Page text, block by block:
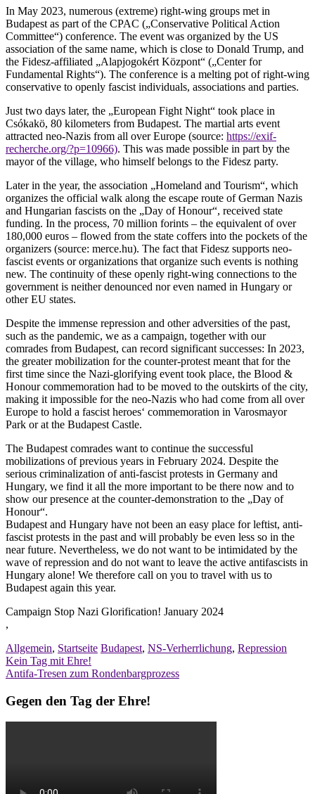
In May 2023, numerous (extreme) right-wing groups met in
Budapest as part of the CPAC („Conservative Political Action
Committee“) conference. The event was organized by the US
association of the same name, which is close to Donald Trump, and
the Fidesz-affiliated „Alapjogokért Központ“ („Center for
Fundamental Rights“). The conference is a melting pot of right-wing
conservative to openly fascist individuals, associations and parties.
Just two days later, the „European Fight Night“ took place in
Csókakö, 80 kilometers from Budapest. The martial arts event
attracted neo-Nazis from all over Europe (source: https://exif-
recherche.org/?p=10966). This was made possible in part by the
mayor of the village, who himself belongs to the Fidesz party.
Later in the year, the association „Homeland and Tourism“, which
organizes the official walk along the escape route of German Nazis
and Hungarian fascists on the „Day of Honour“, received state
funding. In the process, 70 million forints – the equivalent of over
180,000 euros – flowed from the state coffers into the pockets of the
organizers (source: merce.hu). The fact that Fidesz supports neo-
fascist events or organizations that organize such events is nothing
new. The continuity of these openly right-wing connections to the
government is neither denounced nor even named in Hungary or
other EU states.
Despite the immense repression and other adversities of the past,
such as the pandemic, we as a campaign, together with our
comrades from Budapest, can record significant successes: In 2023,
the greater mobilization for the counter-protest meant that for the
first time since the Nazi-glorifying event took place, the Blood &
Honour commemoration had to be moved to the outskirts of the city,
making it impossible for the neo-Nazis who had come from all over
Europe to hold a fascist heroes‘ commemoration in Varosmayor
Park or at the Budapest Castle.
The Budapest comrades want to continue the successful
mobilizations of previous years in February 2024. Despite the
serious criminalization of anti-fascist protests in Germany and
Hungary, we find it all the more important to be there now and to
show our presence at the counter-demonstration to the „Day of
Honour“.
Budapest and Hungary have not been an easy place for leftist, anti-
fascist protests in the past and will probably be even less so in the
near future. Nevertheless, we do not want to be intimidated by the
wave of repression and do not want to leave the active antifascists in
Hungary alone! We therefore call on you to travel with us to
Budapest again this year.
Campaign Stop Nazi Glorification! January 2024
,
Allgemein, Startseite Budapest, NS-Verherrlichung, Repression
Post
navigation
Kein Tag mit Ehre!
Antifa-Tresen zum Rondenbargprozess
Gegen den Tag der Ehre!